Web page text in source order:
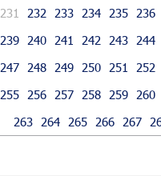
231
232 233 234 235 236
239
240 241 242 243 244
247
248 249 250 251 252
255
256 257 258 259 260
263
264 265 266 267